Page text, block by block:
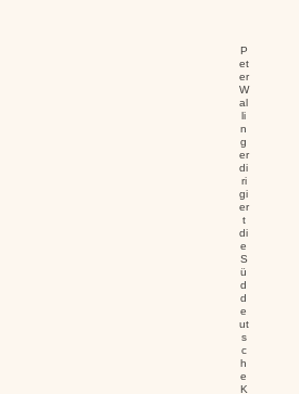
P
et
er
W
al
li
n
g
er
di
ri
gi
er
t
di
e
S
ü
d
d
e
ut
s
c
h
e
K